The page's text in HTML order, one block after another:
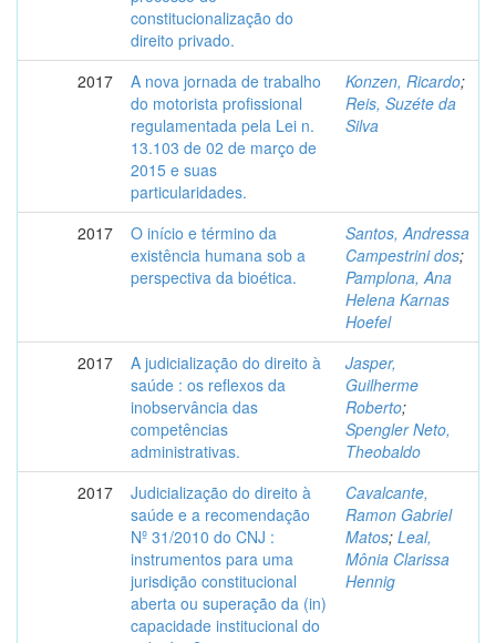
constitucionalização do
direito privado.
2017
A nova jornada de trabalho
do motorista profissional
regulamentada pela Lei n.
13.103 de 02 de março de
2015 e suas
particularidades.
Konzen, Ricardo;
Reis, Suzéte da
Silva
2017
O início e término da
existência humana sob a
perspectiva da bioética.
Santos, Andressa
Campestrini dos;
Pamplona, Ana
Helena Karnas
Hoefel
2017
A judicialização do direito à
saúde : os reflexos da
inobservância das
competências
administrativas.
Jasper,
Guilherme
Roberto;
Spengler Neto,
Theobaldo
2017
Judicialização do direito à
saúde e a recomendação
Nº 31/2010 do CNJ :
instrumentos para uma
jurisdição constitucional
aberta ou superação da (in)
capacidade institucional do
Cavalcante,
Ramon Gabriel
Matos; Leal,
Mônia Clarissa
Hennig